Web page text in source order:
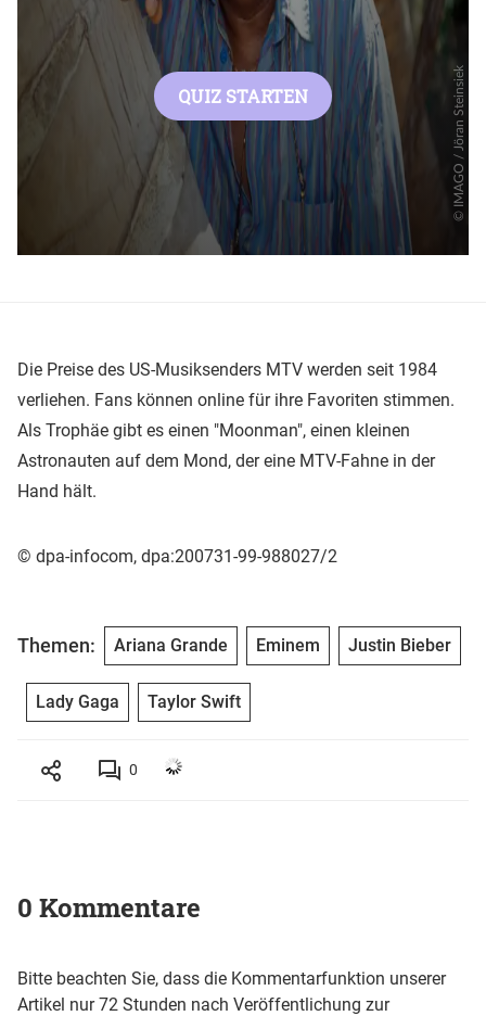
Die Preise des US-Musiksenders MTV werden seit 1984
verliehen. Fans können online für ihre Favoriten stimmen.
Als Trophäe gibt es einen "Moonman", einen kleinen
Astronauten auf dem Mond, der eine MTV-Fahne in der
Hand hält.
© dpa-infocom, dpa:200731-99-988027/2
Themen: Ariana Grande Eminem Justin Bieber
Lady Gaga Taylor Swift
0
0 Kommentare
Bitte beachten Sie, dass die Kommentarfunktion unserer
Artikel nur 72 Stunden nach Veröffentlichung zur